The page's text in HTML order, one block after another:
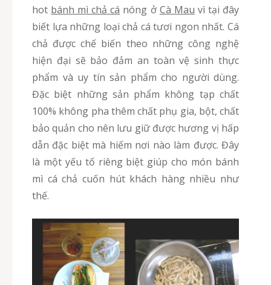
hot bánh mì chả cá nóng ở Cà Mau vì tại đây
biết lựa những loại chả cá tươi ngon nhất. Cá
chả được chế biến theo những công nghệ
hiện đại sẽ bảo đảm an toàn vệ sinh thực
phẩm và uy tín sản phẩm cho người dùng.
Đặc biệt những sản phẩm không tạp chất
100% không pha thêm chất phụ gia, bột, chất
bảo quản cho nên lưu giữ được hương vị hấp
dẫn đặc biệt mà hiếm nơi nào làm được. Đây
là một yếu tố riêng biệt giúp cho món bánh
mì cá chả cuốn hút khách hàng nhiều như
thế.